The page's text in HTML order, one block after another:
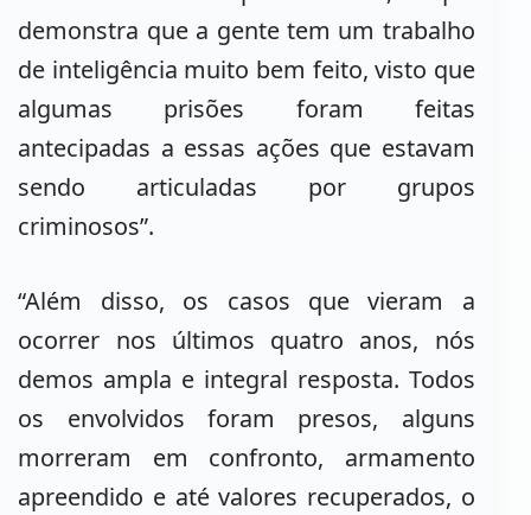
demonstra que a gente tem um trabalho
de inteligência muito bem feito, visto que
algumas prisões foram feitas
antecipadas a essas ações que estavam
sendo articuladas por grupos
criminosos”.
“Além disso, os casos que vieram a
ocorrer nos últimos quatro anos, nós
demos ampla e integral resposta. Todos
os envolvidos foram presos, alguns
morreram em confronto, armamento
apreendido e até valores recuperados, o